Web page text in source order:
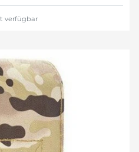
verfügbar